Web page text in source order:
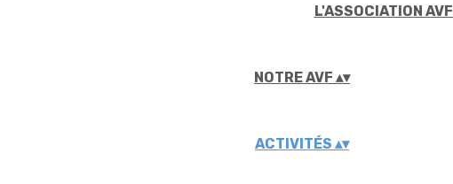
L'ASSOCIATION AVF
NOTRE AVF ▴▾
ACTIVITÉS ▴▾